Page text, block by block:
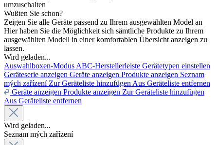
umzuschalten
Wußten Sie schon?
Zeigen Sie alle Geräte passend zu Ihrem ausgewählten Model an
Hier haben Sie die Möglichkeit sich sämtliche Produkte zu Ihrem
ausgewählten Modell in einer komfortablen Übersicht anzeigen zu
lassen.
Wird geladen...
Auswahlboxen-Modus ABC-Herstellerleiste Gerätetypen einstellen
Geräteserie anzeigen Geräte anzeigen Produkte anzeigen Seznam
mých zařízení Zur Geräteliste hinzufügen Aus Geräteliste entfernen
Geräte anzeigen Produkte anzeigen Zur Geräteliste hinzufügen
Aus Geräteliste entfernen
Wird geladen...
Seznam mých zařízení